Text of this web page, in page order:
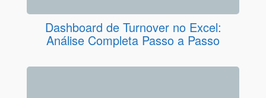
Dashboard de Turnover no Excel:
Análise Completa Passo a Passo